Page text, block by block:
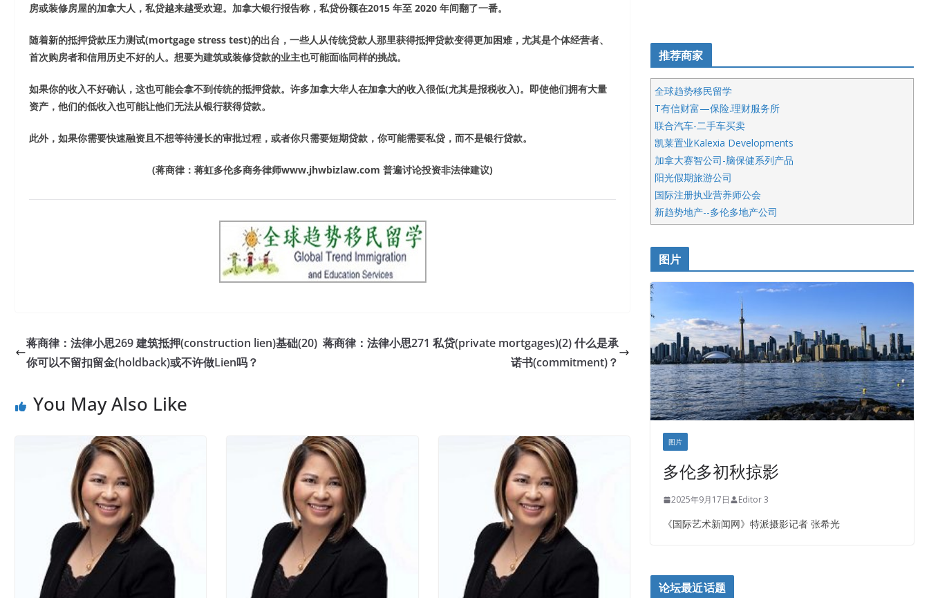
房或装修房屋的加拿大人，私贷越来越受欢迎。加拿大银行报告称，私贷份额在2015 年至 2020 年间翻了一番。
随着新的抵押贷款压力测试(mortgage stress test)的出台，一些人从传统贷款人那里获得抵押贷款变得更加困难，尤其是个体经营者、
首次购房者和信用历史不好的人。想要为建筑或装修贷款的业主也可能面临同样的挑战。
如果你的收入不好确认，这也可能会拿不到传统的抵押贷款。许多加拿大华人在加拿大的收入很低(尤其是报税收入)。即使他们拥有大量
资产，他们的低收入也可能让他们无法从银行获得贷款。
此外，如果你需要快速融资且不想等待漫长的审批过程，或者你只需要短期贷款，你可能需要私贷，而不是银行贷款。
(蒋商律：蒋虹多伦多商务律师www.jhwbizlaw.com 普遍讨论投资非法律建议)
蒋商律：法律小思269 建筑抵押(construction lien)基础(20)
你可以不留扣留金(holdback)或不许做Lien吗？
蒋商律：法律小思271 私贷(private mortgages)(2) 什么是承
诺书(commitment)？
You May Also Like
推荐商家
全球趋势移民留学
T有信财富—保险.理财服务所
联合汽车-二手车买卖
凯莱置业Kalexia Developments
加拿大赛智公司-脑保健系列产品
阳光假期旅游公司
国际注册执业营养师公会
新趋势地产--多伦多地产公司
呱呱电器
开明车行KS CAR SALES & SERVICE
健健宝公司
皇后金融集团
正点印艺设计
图片
图片
多伦多初秋掠影
2025年9月17日 Editor 3
《国际艺术新闻网》特派摄影记者 张希光
论坛最近话题